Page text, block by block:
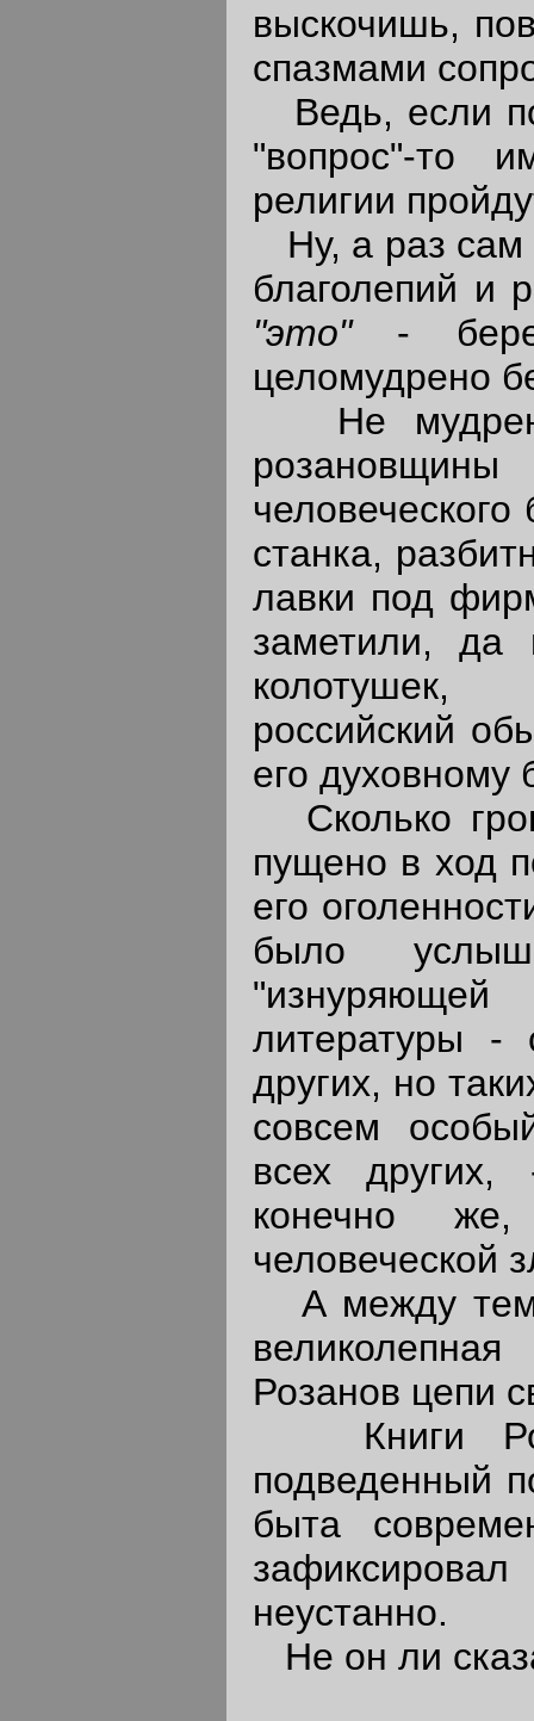
выскочишь,
спазмами
Ведь, если
"вопрос"-то
религии
Ну, а раз сам
благолепий и
"это" -
целомудрено
Не
станка,
лавки под
заметили,
колотушек,
российский
его духовному
Сколько
пущено в ход
его
было
литературы -
других, но
совсем
всех
конечно
человеческой
А между
Розанов цепи
Книги
подведенный
быта
неустанно.
Не он ли